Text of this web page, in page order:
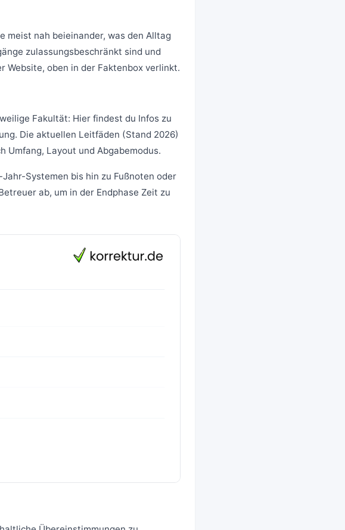
meist nah beieinander, was den Alltag
zulassungsbeschränkt sind und
oben in der Faktenbox verlinkt.
Fakultät: Hier findest du Infos zu
Die aktuellen Leitfäden (Stand 2026)
Umfang, Layout und Abgabemodus.
Systemen bis hin zu Fußnoten oder
ab, um in der Endphase Zeit zu